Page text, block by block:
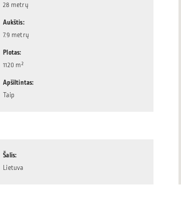
28 metrų
Aukštis
7.9 metrų
Plotas
1120 m²
Apšiltintas
Taip
Šalis
Lietuva